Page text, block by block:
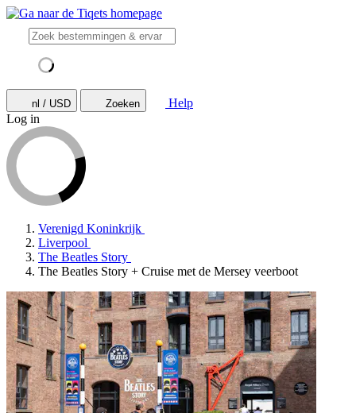
nl / USD Zoeken
Help
Log in
Verenigd Koninkrijk
Liverpool
The Beatles Story
The Beatles Story + Cruise met de Mersey veerboot